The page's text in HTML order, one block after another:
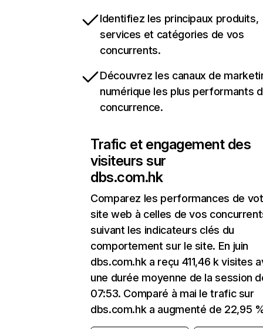
Identifiez les principaux produits,
services et catégories de vos
concurrents.
Découvrez les canaux de
numérique les plus performants
concurrence.
Trafic et engagement des
visiteurs sur
dbs.com.hk
Comparez les performances de
site web à celles de vos
suivant les indicateurs clés du
comportement sur le site. En juin
dbs.com.hk a reçu 411,46 k visites
une durée moyenne de la session
07:53. Comparé à mai le trafic sur
dbs.com.hk a augmenté de 22,95